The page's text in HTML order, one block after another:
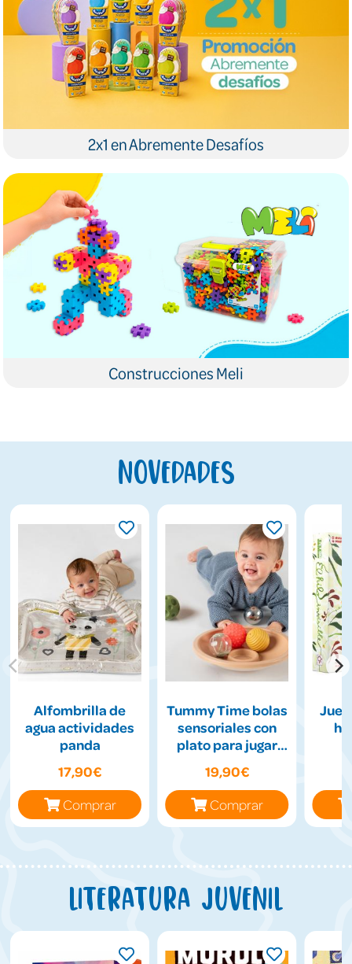
2x1 en Abremente Desafíos
Construcciones Meli
Novedades
Alfombrilla de
agua actividades
panda
17,90€
Comprar
Tummy Time bolas
sensoriales con
plato para jugar
19,90€
Comprar
Literatura juvenil